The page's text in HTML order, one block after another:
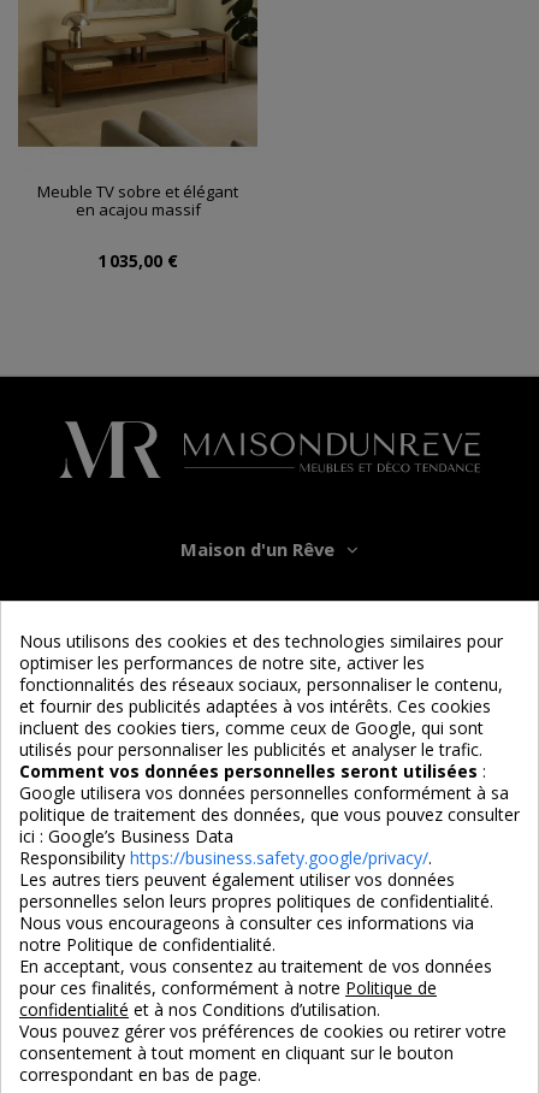
Meuble TV sobre et élégant
en acajou massif
1 035,00 €
Maison d'un Rêve
Informations
Services
Nous suivre
4,7/5
3X SANS FRAIS
100% sécurisé
PAIEMENT 100% SÉCURISÉ
par CB / Amex / Virement
Nous utilisons des cookies et des technologies similaires pour
optimiser les performances de notre site, activer les
fonctionnalités des réseaux sociaux, personnaliser le contenu,
et fournir des publicités adaptées à vos intérêts. Ces cookies
incluent des cookies tiers, comme ceux de Google, qui sont
utilisés pour personnaliser les publicités et analyser le trafic.
Comment vos données personnelles seront utilisées :
Google utilisera vos données personnelles conformément à sa
politique de traitement des données, que vous pouvez consulter
ici : Google’s Business Data
Responsibility https://business.safety.google/privacy/.
Les autres tiers peuvent également utiliser vos données
personnelles selon leurs propres politiques de confidentialité.
Nous vous encourageons à consulter ces informations via
notre Politique de confidentialité.
En acceptant, vous consentez au traitement de vos données
pour ces finalités, conformément à notre Politique de
confidentialité et à nos Conditions d’utilisation.
Vous pouvez gérer vos préférences de cookies ou retirer votre
consentement à tout moment en cliquant sur le bouton
correspondant en bas de page.